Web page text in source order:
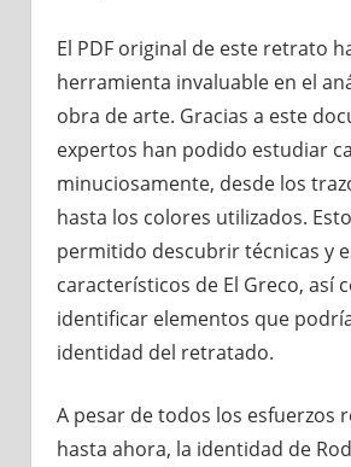
El PDF original de este retrato
herramienta invaluable en el
obra de arte. Gracias a este
expertos han podido estudiar
minuciosamente, desde los
hasta los colores utilizados.
permitido descubrir técnicas y
característicos de El Greco, así
identificar elementos que
identidad del retratado.
A pesar de todos los esfuerzos
hasta ahora, la identidad de